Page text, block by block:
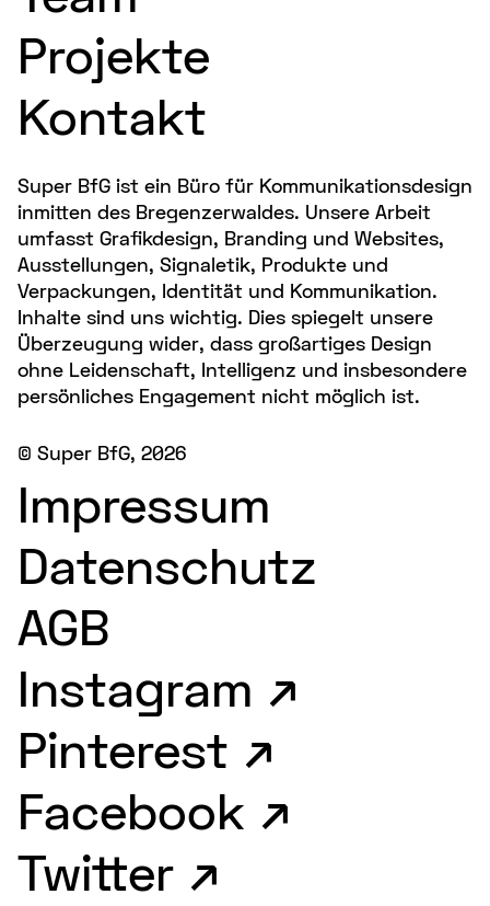
Projekte
Kontakt
Super BfG ist ein Büro für Kommunikationsdesign
inmitten des Bregenzerwaldes. Unsere Arbeit
umfasst Grafikdesign, Branding und Websites,
Ausstellungen, Signaletik, Produkte und
Verpackungen, Identität und Kommunikation.
Inhalte sind uns wichtig. Dies spiegelt unsere
Überzeugung wider, dass großartiges Design
ohne Leidenschaft, Intelligenz und insbesondere
persönliches Engagement nicht möglich ist.
© Super BfG, 2026
Impressum
Datenschutz
AGB
Instagram ↗
Pinterest ↗
Facebook ↗
Twitter ↗